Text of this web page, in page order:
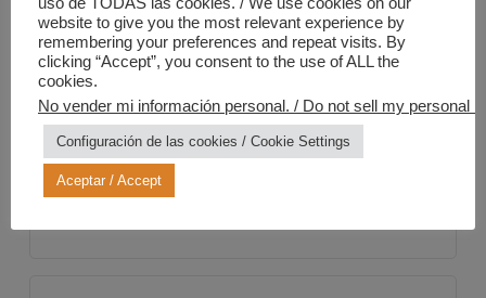
Effetto ghiaccio
16 Novembre 2020
Vernice pelabile
website to give you the most relevant experience by
remembering your preferences and repeat visits. By
clicking “Accept”, you consent to the use of ALL the
cookies.
No vender mi información personal. / Do not sell my personal
Configuración de las cookies / Cookie Settings
Aceptar / Accept